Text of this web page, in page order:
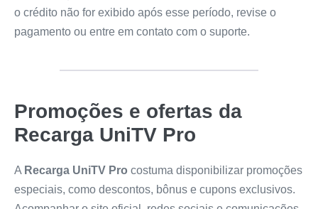
o crédito não for exibido após esse período, revise o
pagamento ou entre em contato com o suporte.
Promoções e ofertas da
Recarga UniTV Pro
A Recarga UniTV Pro costuma disponibilizar promoções
especiais, como descontos, bônus e cupons exclusivos.